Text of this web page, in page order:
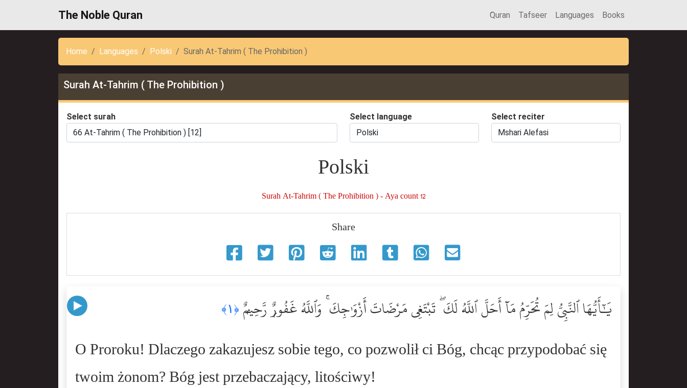
The Noble Quran َQuran Tafseer Languages Books
Home Languages Polski Surah At-Tahrim ( The Prohibition )
Surah At-Tahrim ( The Prohibition )
Select surah Select language Select reciter
Polski
Surah At-Tahrim ( The Prohibition ) - Aya count 12
Share
يَٰٓأَيُّهَا ٱلنَّبِىُّ لِمَ تُحَرِّمُ مَآ أَحَلَّ ٱللَّهُ لَكَ ۖ تَبْتَغِى مَرْضَاتَ أَزْوَٰجِكَ ۚ وَٱللَّهُ غَفُورٌۭ رَّحِيمٌۭ ﴿١﴾
O Proroku! Dlaczego zakazujesz sobie tego, co pozwolił ci Bóg, chcąc przypodobać się
twoim żonom? Bóg jest przebaczający, litościwy!